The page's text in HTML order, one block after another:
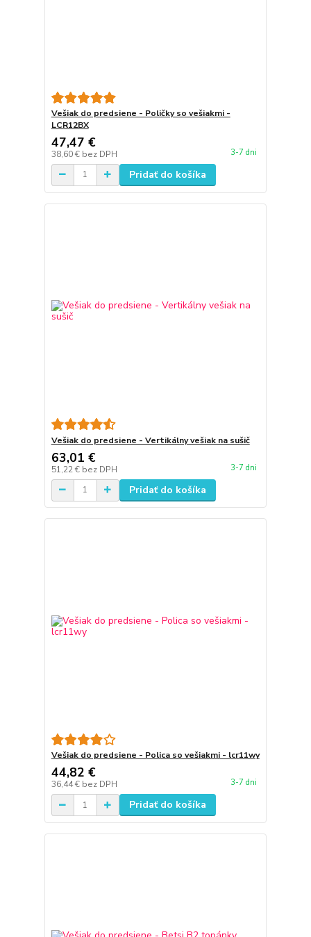
Vešiak do predsiene - Poličky so vešiakmi -
LCR12BX
47,47 €
38,60 € bez DPH 3-7 dni
Pridať do košíka
Vešiak do predsiene - Vertikálny vešiak na sušič
63,01 €
51,22 € bez DPH 3-7 dni
Pridať do košíka
Vešiak do predsiene - Polica so vešiakmi - lcr11wy
44,82 €
36,44 € bez DPH 3-7 dni
Pridať do košíka